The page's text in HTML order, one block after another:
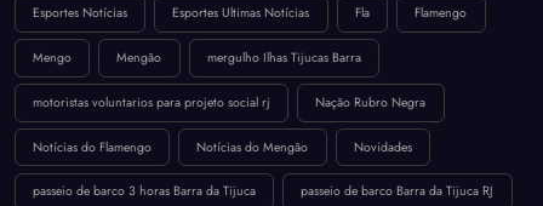
Esportes Notícias Esportes Ultimas Notícias Fla Flamengo
Mengo Mengão mergulho Ilhas Tijucas Barra
motoristas voluntarios para projeto social rj Nação Rubro Negra
Notícias do Flamengo Notícias do Mengão Novidades
passeio de barco 3 horas Barra da Tijuca passeio de barco Barra da Tijuca RJ